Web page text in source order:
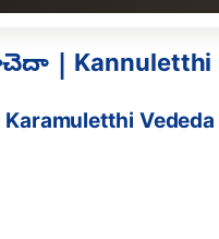
| Kannuletthi